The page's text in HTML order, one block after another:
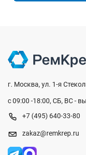
г. Москва, ул. 1-я
с 09:00 -18:00, СБ, ВС -
+7 (495) 640-33-80
zakaz@remkrep.ru